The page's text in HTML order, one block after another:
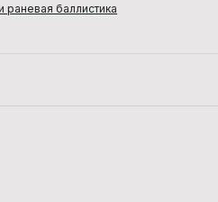
баллистика